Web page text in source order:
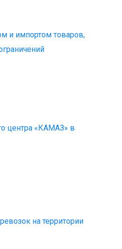
и импортом товаров,
центра «КАМАЗ» в
на территории